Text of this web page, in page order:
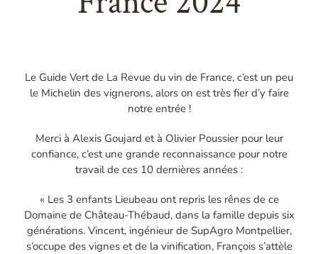
Le Guide Vert de La Revue du vin de France, c’est un peu
le Michelin des vignerons, alors on est très fier d’y faire
notre entrée !
Merci à Alexis Goujard et à Olivier Poussier pour leur
confiance, c’est une grande reconnaissance pour notre
travail de ces 10 dernières années :
« Les 3 enfants Lieubeau ont repris les rênes de ce
Domaine de Château-Thébaud, dans la famille depuis six
générations. Vincent, ingénieur de SupAgro Montpellier,
s’occupe des vignes et de la vinification, François s’attèle